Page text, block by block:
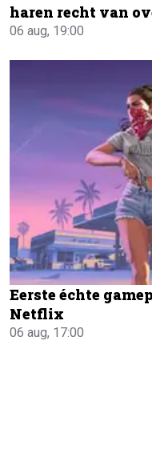
haren recht van
06 aug, 19:00
Eerste échte
Netflix
06 aug, 17:00